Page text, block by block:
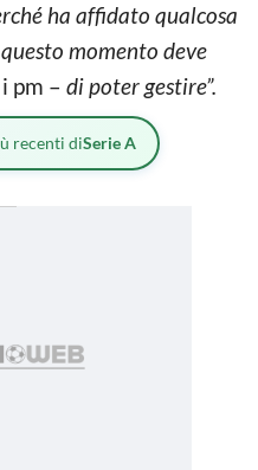
ha affidato qualcosa
momento deve
pm – di poter gestire”.
recenti diSerie A